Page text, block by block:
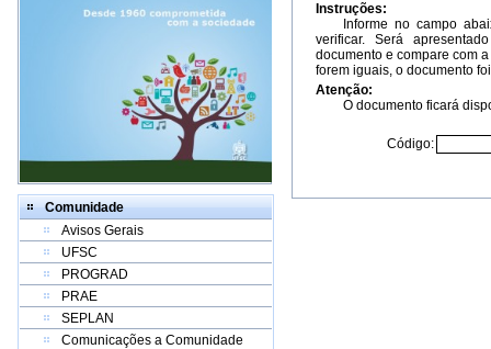
Comunidade
Avisos Gerais
UFSC
PROGRAD
PRAE
SEPLAN
Comunicações a Comunidade
Instruções:
Informe no campo
verificar. Será
documento e compare com
forem iguais, o documento
Atenção:
O documento ficará
Código: